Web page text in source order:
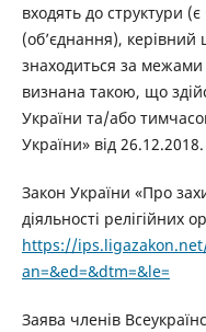
входять до структури (є
(об’єднання), керівний
знаходиться за
визнана такою, що
України та/або
України» від 26.12.2018.
Закон України «Про
діяльності релігійних
https://
an=&ed=&dtm=&le=
Заява членів